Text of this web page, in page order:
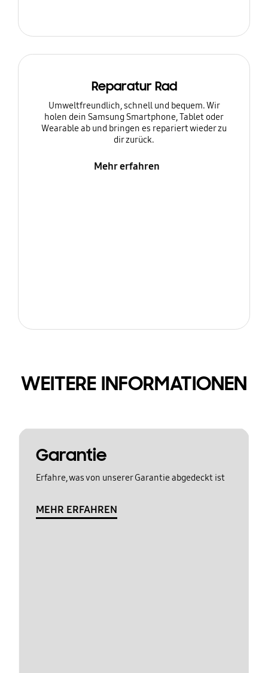
Reparatur Rad
Umweltfreundlich, schnell und bequem. Wir
holen dein Samsung Smartphone, Tablet oder
Wearable ab und bringen es repariert wieder zu
dir zurück.
Mehr erfahren
WEITERE INFORMATIONEN
Garantie
Erfahre, was von unserer Garantie abgedeckt ist
MEHR ERFAHREN